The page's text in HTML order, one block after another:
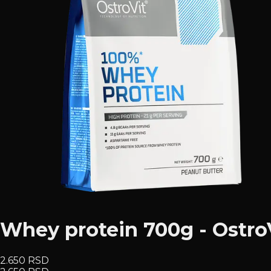
Whey protein 700g -
2.650 RSD